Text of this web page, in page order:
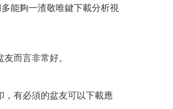
能夠一渣敬唯鍵下載分析視
而言非常好。
，有必須的盆友可以下載應